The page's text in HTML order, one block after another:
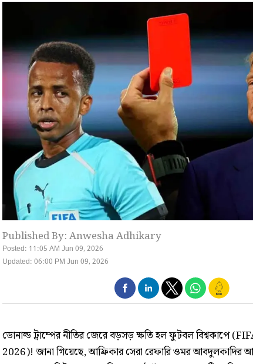
Published By: Anwesha Adhikary
Posted: 11:05 AM Jun 09, 2026
Updated: 06:00 PM Jun 09, 2026
ডোনাল্ড ট্রাম্পের নীতির জেরে বড়সড় ক্ষতি হল ফুটবল বিশ্বকাপে
2026)! জানা গিয়েছে, আফ্রিকার সেরা রেফারি ওমর আবদুলকাদির